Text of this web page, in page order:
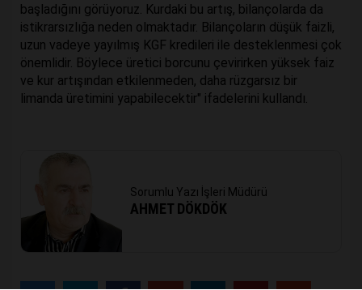
başladığını görüyoruz. Kurdaki bu artış, bilançolarda da
istikrarsızlığa neden olmaktadır. Bilançoların düşük faizli,
uzun vadeye yayılmış KGF kredileri ile desteklenmesi çok
önemlidir. Böylece üretici borcunu çevirirken yüksek faiz
ve kur artışından etkilenmeden, daha rüzgarsız bir
limanda üretimini yapabilecektir" ifadelerini kullandı.
Sorumlu Yazı İşleri Müdürü
AHMET DÖKDÖK